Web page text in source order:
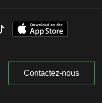
Contactez-nous